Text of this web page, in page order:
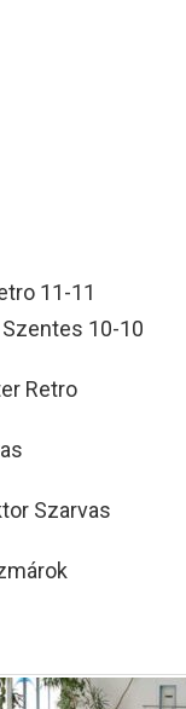
11-11
10-10
Retro
Szarvas